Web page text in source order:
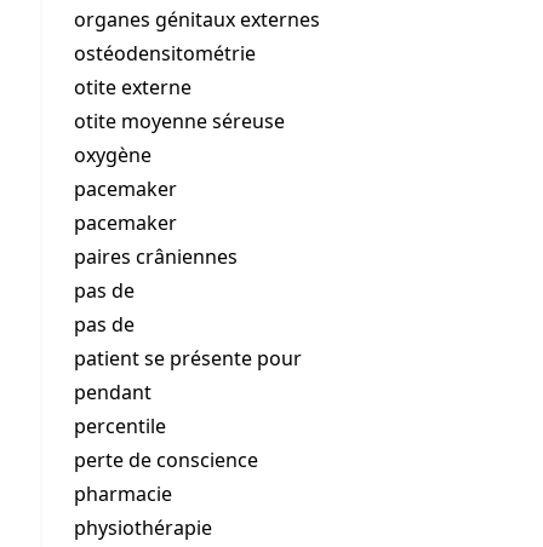
organes génitaux externes
ostéodensitométrie
otite externe
otite moyenne séreuse
oxygène
pacemaker
pacemaker
paires crâniennes
pas de
pas de
patient se présente pour
pendant
percentile
perte de conscience
pharmacie
physiothérapie